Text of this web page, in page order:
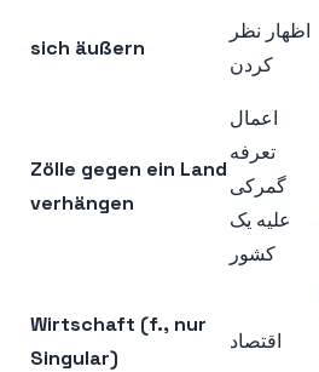
sich äußern
اظهار نظر
کردن
Zölle gegen ein Land
verhängen
اعمال
تعرفه
گمرکی
علیه یک
کشور
Wirtschaft (f., nur
Singular)
اقتصاد